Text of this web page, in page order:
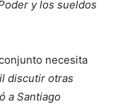
y los sueldos
necesita
discutir otras
a Santiago